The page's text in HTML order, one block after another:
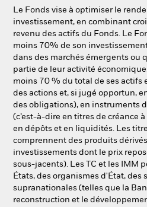
Le Fonds vise à optimiser le
investissement, en combinant
revenu des actifs du Fonds. Le
moins 70% de son
dans des marchés émergents ou
partie de leur activité
moins 70 % du total de ses actifs
des actions et, si jugé opportun,
des obligations), en instruments
(c’est-à-dire en titres de créance
en dépôts et en liquidités. Les
comprennent des produits
investissements dont le prix
sous-jacents). Les TC et les IMM
États, des organismes d'État, des
supranationales (telles que la
reconstruction et le